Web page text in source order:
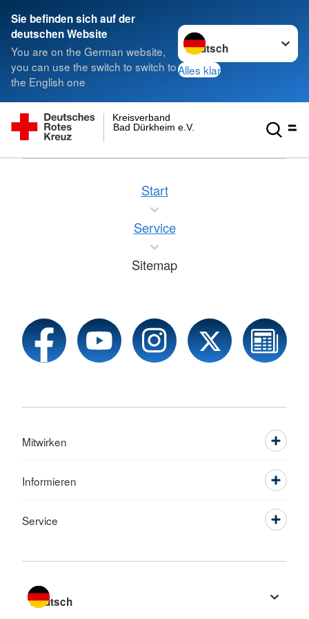
Sie befinden sich auf der
deutschen Website
You are on the German website,
you can use the switch to switch to
the English one
Sprache wechseln zu
Alles klar
Bad Dürkheim e.V.
Kreisverband
Start
Service
Sitemap
Mitwirken
Informieren
Service
Sprache wechseln zu